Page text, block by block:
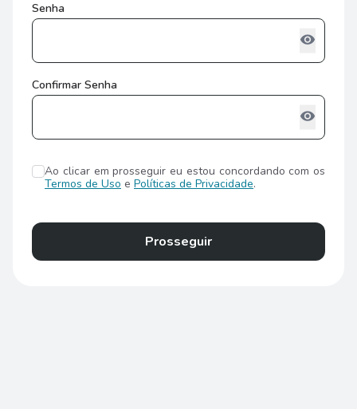
Senha
visibility
Confirmar Senha
visibility
Ao clicar em prosseguir eu estou concordando com os
Termos de Uso e Políticas de Privacidade.
Prosseguir